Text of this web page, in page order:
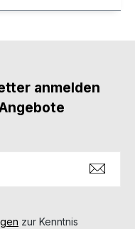
anmelden
zur Kenntnis